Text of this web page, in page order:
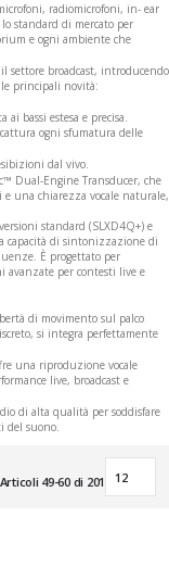
radiomicrofoni, in- ear
standard di mercato per
e ogni ambiente che
settore broadcast, introducendo
principali novità:
bassi estesa e precisa.
ogni sfumatura delle
dal vivo.
Dual-Engine Transducer, che
una chiarezza vocale naturale,
standard (SLXD4Q+) e
capacità di sintonizzazione di
È progettato per
avanzate per contesti live e
di movimento sul palco
si integra perfettamente
una riproduzione vocale
live, broadcast e
di alta qualità per soddisfare
del suono.
Articoli 49-60di 201